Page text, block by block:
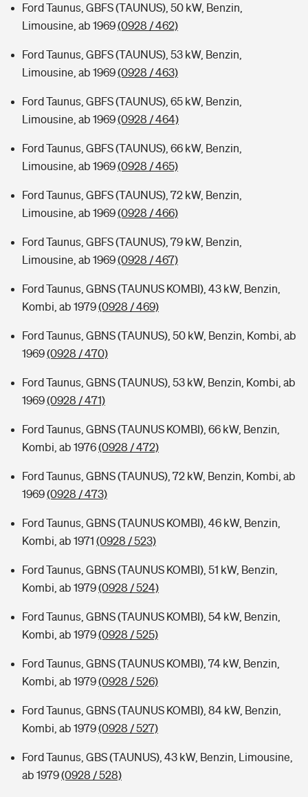
Ford Taunus, GBFS (TAUNUS), 50 kW, Benzin,
Limousine, ab 1969(0928 / 462)
Ford Taunus, GBFS (TAUNUS), 53 kW, Benzin,
Limousine, ab 1969(0928 / 463)
Ford Taunus, GBFS (TAUNUS), 65 kW, Benzin,
Limousine, ab 1969(0928 / 464)
Ford Taunus, GBFS (TAUNUS), 66 kW, Benzin,
Limousine, ab 1969(0928 / 465)
Ford Taunus, GBFS (TAUNUS), 72 kW, Benzin,
Limousine, ab 1969(0928 / 466)
Ford Taunus, GBFS (TAUNUS), 79 kW, Benzin,
Limousine, ab 1969(0928 / 467)
Ford Taunus, GBNS (TAUNUS KOMBI), 43 kW, Benzin,
Kombi, ab 1979(0928 / 469)
Ford Taunus, GBNS (TAUNUS), 50 kW, Benzin, Kombi, ab
1969(0928 / 470)
Ford Taunus, GBNS (TAUNUS), 53 kW, Benzin, Kombi, ab
1969(0928 / 471)
Ford Taunus, GBNS (TAUNUS KOMBI), 66 kW, Benzin,
Kombi, ab 1976(0928 / 472)
Ford Taunus, GBNS (TAUNUS), 72 kW, Benzin, Kombi, ab
1969(0928 / 473)
Ford Taunus, GBNS (TAUNUS KOMBI), 46 kW, Benzin,
Kombi, ab 1971 (0928 / 523)
Ford Taunus, GBNS (TAUNUS KOMBI), 51 kW, Benzin,
Kombi, ab 1979(0928 / 524)
Ford Taunus, GBNS (TAUNUS KOMBI), 54 kW, Benzin,
Kombi, ab 1979(0928 / 525)
Ford Taunus, GBNS (TAUNUS KOMBI), 74 kW, Benzin,
Kombi, ab 1979(0928 / 526)
Ford Taunus, GBNS (TAUNUS KOMBI), 84 kW, Benzin,
Kombi, ab 1979(0928 / 527)
Ford Taunus, GBS (TAUNUS), 43 kW, Benzin, Limousine,
ab 1979(0928 / 528)